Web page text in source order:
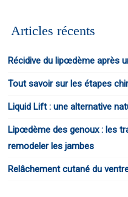
Articles récents
Récidive du lipœdème après
Tout savoir sur les étapes
Liquid Lift : une alternative
Lipœdème des genoux : les
remodeler les jambes
Relâchement cutané du